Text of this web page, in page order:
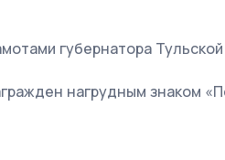
губернатора
нагрудным знаком